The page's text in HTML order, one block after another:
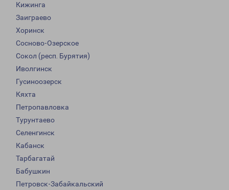
Кижинга
Заиграево
Хоринск
Сосново-Озерское
Сокол (респ. Бурятия)
Иволгинск
Гусиноозерск
Кяхта
Петропавловка
Турунтаево
Селенгинск
Кабанск
Тарбагатай
Бабушкин
Петровск-Забайкальский